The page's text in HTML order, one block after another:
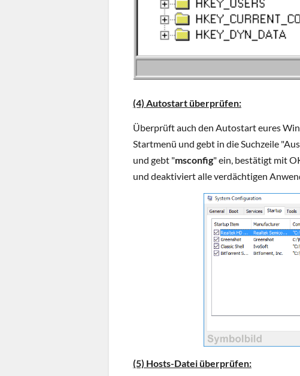
(4) Autostart überprüfen:
Überprüft auch den Autostart eures
Startmenü und gebt in die Suchzeile
und gebt "msconfig" ein, bestätigt mit
und deaktiviert alle verdächtigen
(5) Hosts-Datei überprüfen: